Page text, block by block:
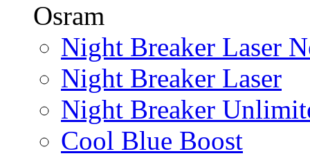
Osram
Night Breaker Laser
Night Breaker Laser
Night Breaker
Cool Blue Boost